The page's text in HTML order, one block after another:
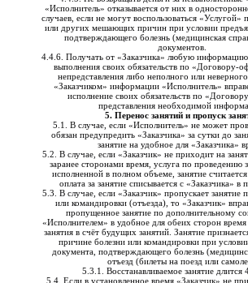
«Исполнитель» отказывается от них в
случаев, если не могут воспользоваться «Услугой»
или других мешающих причин при условии
подтверждающего болезнь (медицинская
документов.
4.4.6. Получать от «Заказчика» любую
выполнения своих обязательств по «Договору-
непредставления либо неполного или
«Заказчиком» информации «Исполнитель»
исполнение своих обязательств по
представления необходимой
5. Перенос занятий и пропуск
5.1. В случае, если «Исполнитель» не может
обязан предупредить «Заказчика» за сутки до
занятие на удобное для «Заказчика»
5.2. В случае, если «Заказчик» не приходит на
заранее сторонами время, услуга по проведению
исполненной в полном объеме, занятие
оплата за занятие списывается с «Заказчика» в
5.3. В случае, если «Заказчик» пропускает занятие
или командировки (отъезда), то «Заказчик»
пропущенное занятие по дополнительному
«Исполнителем» в удобное для обеих сторон время
занятия в счёт будущих занятий. Занятие
причине болезни или командировки при
документа, подтверждающего болезнь
отъезд (билеты на поезд или
5.3.1. Восстанавливаемое занятие длится
5.4. Если в установленное время «Заказчик» не